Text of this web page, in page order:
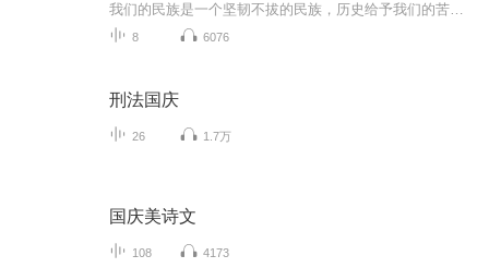
8 6076
刑法国庆
26 1.7万
国庆美诗文
108 4173